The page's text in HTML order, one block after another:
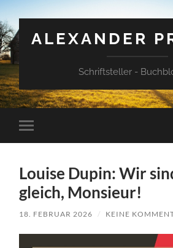
ALEXANDER
Schriftsteller -
Mobile-
Menü
Louise Dupin: Wir
gleich, Monsieur!
18. FEBRUAR 2026 / KEINE